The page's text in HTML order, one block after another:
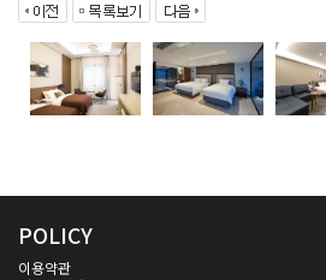
POLICY
이용약관